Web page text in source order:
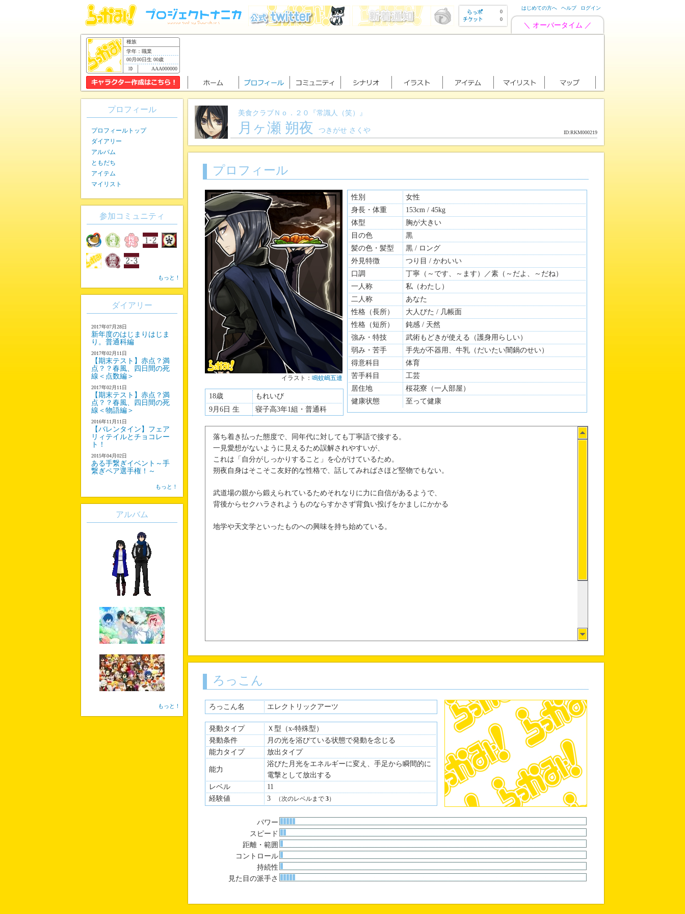
0
0
はじめての方へ ヘルプ ログイン
＼ オーバータイム ／
種族
学年：職業
00月00日生 00歳
AAA000000
美食クラブＮｏ．２０『常識人（笑）』
月ヶ瀬 朔夜 つきがせ さくや ID:RKM000219
プロフィール
イラスト： 鳴蚊嶋五連
18歳
もれいび
9月6日 生
寝子高3年1組・普通科
性別
女性
身長・体重
153cm / 45kg
体型
胸が大きい
目の色
黒
髪の色・髪型
黒 / ロング
外見特徴
つり目 / かわいい
口調
丁寧（～です、～ます）／素（～だよ、～だね）
一人称
私（わたし）
二人称
あなた
性格（長所）
大人びた / 几帳面
性格（短所）
鈍感 / 天然
強み・特技
武術もどきが使える（護身用らしい）
弱み・苦手
手先が不器用、牛乳（だいたい闇鍋のせい）
得意科目
体育
苦手科目
工芸
居住地
桜花寮（一人部屋）
健康状態
至って健康
落ち着き払った態度で、同年代に対しても丁寧語で接する。
一見愛想がないように見えるため誤解されやすいが、
これは「自分がしっかりすること」を心がけているため。
朔夜自身はそこそこ友好的な性格で、話してみればさほど堅物でもない。
武道場の親から鍛えられているためそれなりに力に自信があるようで、
背後からセクハラされようものならすかさず背負い投げをかましにかかる
地学や天文学といったものへの興味を持ち始めている。
その態度から一見クールそうな印象を受けるが、実は本来快活で人懐こい子
表にこそ出さないものの、心の内ではにぎやかな思考を巡らせている
（素の口調：～だよ、～だね、～かな？）
ろっこん
ろっこん名 エレクトリックアーツ
発動タイプ
Ｘ型（x-特殊型）
発動条件
月の光を浴びている状態で発動を念じる
能力タイプ
放出タイプ
能力
浴びた月光をエネルギーに変え、手足から瞬間的に
電撃として放出する
レベル
11
経験値
3 （次のレベルまで 3）
パワー
スピード
距離・範囲
コントロール
持続性
見た目の派手さ
プロフィール
プロフィールトップ
ダイアリー
アルバム
ともだち
アイテム
マイリスト
参加コミュニティ
もっと！
ダイアリー
2017年07月28日
新年度のはじまりはじま
り。普通科編
2017年02月11日
【期末テスト】赤点？満
点？？春風、四日間の死
線＜点数編＞
2017年02月11日
【期末テスト】赤点？満
点？？春風、四日間の死
線＜物語編＞
2016年11月11日
【バレンタイン】フェア
リィテイルとチョコレー
ト！
2015年04月02日
ある手繋ぎイベント～手
繋ぎペア選手権！～
もっと！
アルバム
もっと！